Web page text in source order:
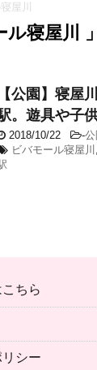
屋川
ル寝屋川
【公園】寝屋
。遊具や子
2018/10/22 -公
ビバモール寝屋川 ,
ちら
シー